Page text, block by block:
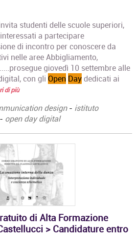
studenti delle scuole superiori,
a partecipare
di incontro per conoscere da
nelle aree Abbigliamento,
giovedì 10 settembre alle
con gliOpen Daydedicati ai
di più
design- istituto
open day digital
di Alta Formazione
> Candidature entro